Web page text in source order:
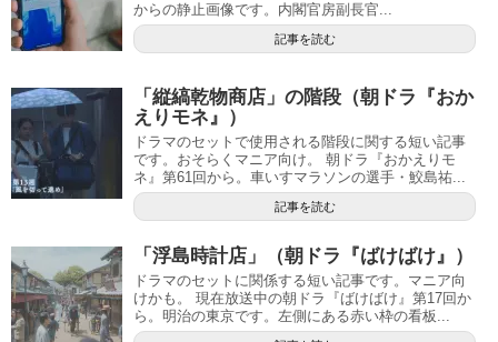
からの静止画像です。内閣官房副長官...
記事を読む
「縦縞乾物商店」の階段（朝ドラ『おか
えりモネ』）
ドラマのセットで使用される階段に関する短い記事
です。おそらくマニア向け。 朝ドラ『おかえりモ
ネ』第61回から。車いすマラソンの選手・鮫島祐...
記事を読む
「浮島時計店」（朝ドラ『ばけばけ』）
ドラマのセットに関係する短い記事です。マニア向
けかも。 現在放送中の朝ドラ『ばけばけ』第17回か
ら。明治の東京です。左側にある赤い枠の看板...